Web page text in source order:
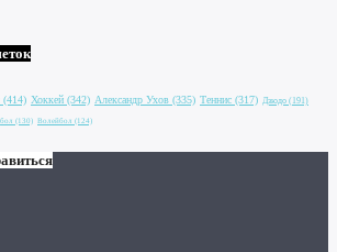
(414) Хоккей (342) Александр Ухов (335) Теннис (317) Дзюдо (191)
(130) Волейбол (124)